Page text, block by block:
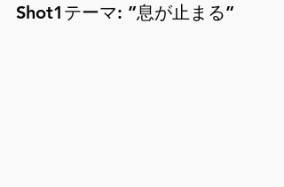
Shot1テーマ: ”息が止まる”